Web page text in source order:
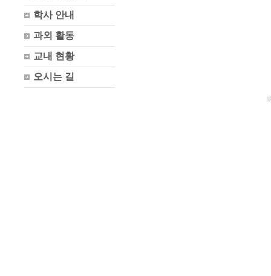
학사 안내
과외 활동
교내 현황
오시는 길